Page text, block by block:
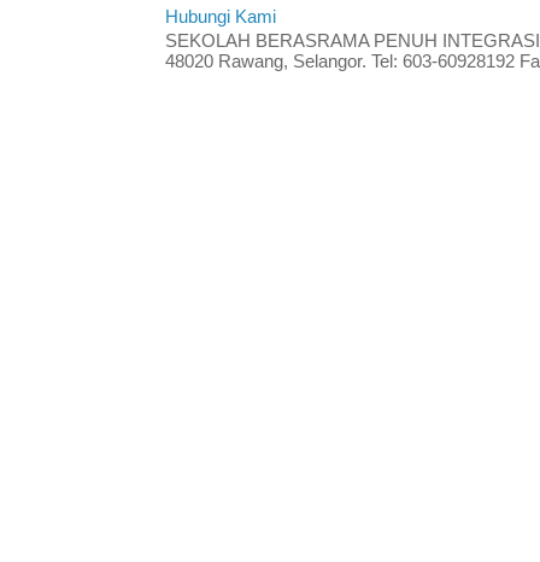
Hubungi Kami
SEKOLAH BERASRAMA PENUH
48020 Rawang, Selangor. Tel: 603-60928192